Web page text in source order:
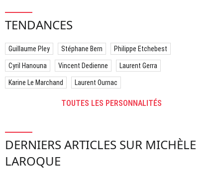
TENDANCES
Guillaume Pley Stéphane Bern Philippe Etchebest
Cyril Hanouna Vincent Dedienne Laurent Gerra
Karine Le Marchand Laurent Ournac
TOUTES LES PERSONNALITÉS
DERNIERS ARTICLES SUR MICHÈLE
LAROQUE